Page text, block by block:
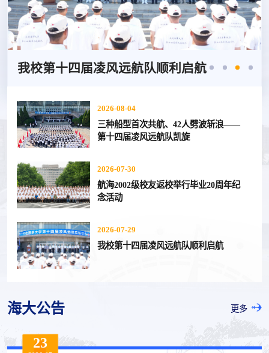
2026国家海洋治理与发展学术交流会在北京召开
2026-08-04
三种船型首次共航、42人劈波斩浪——
第十四届凌风远航队凯旋
2026-07-30
航海2002级校友返校举行毕业20周年纪
念活动
2026-07-29
我校第十四届凌风远航队顺利启航
海大公告 更多
22